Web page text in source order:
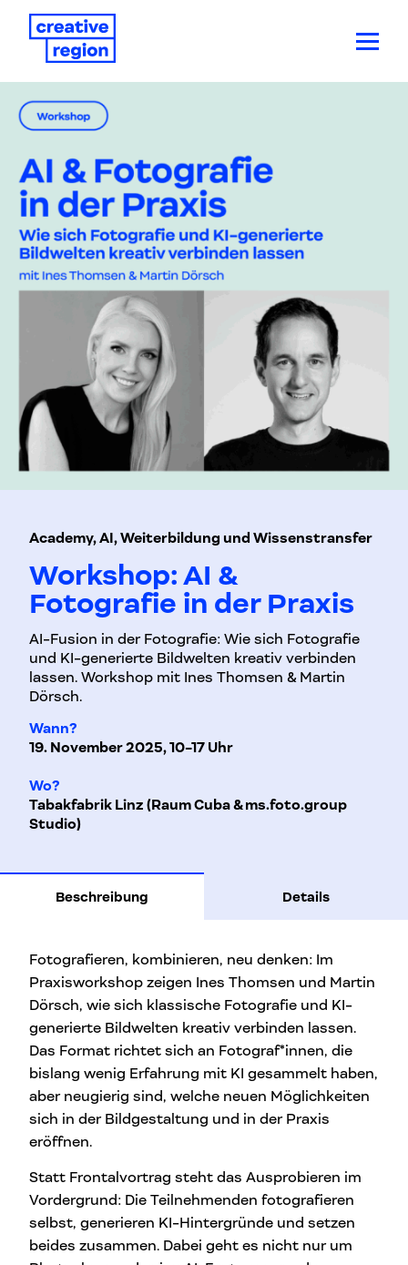
Academy, AI, Weiterbildung und Wissenstransfer
Workshop: AI &
Fotografie in der Praxis
AI-Fusion in der Fotografie: Wie sich Fotografie
und KI-generierte Bildwelten kreativ verbinden
lassen. Workshop mit Ines Thomsen & Martin
Dörsch.
Wann?
19. November 2025, 10-17 Uhr
Wo?
Tabakfabrik Linz (Raum Cuba & ms.foto.group
Studio)
Beschreibung Details
Fotografieren, kombinieren, neu denken: Im
Praxisworkshop zeigen Ines Thomsen und Martin
Dörsch, wie sich klassische Fotografie und KI-
generierte Bildwelten kreativ verbinden lassen.
Das Format richtet sich an Fotograf*innen, die
bislang wenig Erfahrung mit KI gesammelt haben,
aber neugierig sind, welche neuen Möglichkeiten
sich in der Bildgestaltung und in der Praxis
eröffnen.
Statt Frontalvortrag steht das Ausprobieren im
Vordergrund: Die Teilnehmenden fotografieren
selbst, generieren KI-Hintergründe und setzen
beides zusammen. Dabei geht es nicht nur um